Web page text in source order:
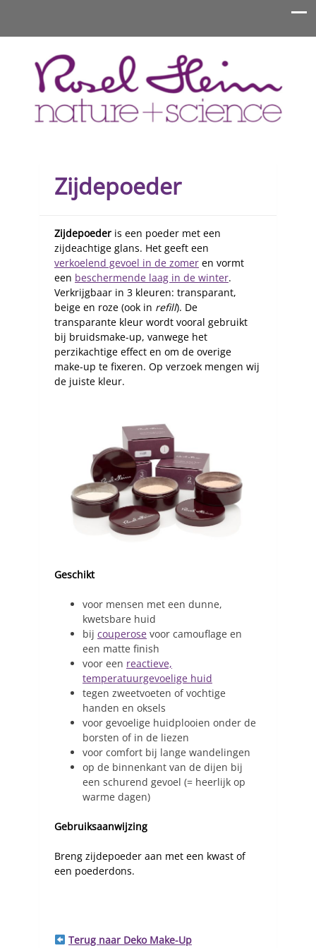
Zijdepoeder
Zijdepoeder is een poeder met een
zijdeachtige glans. Het geeft een
verkoelend gevoel in de zomer en vormt
een beschermende laag in de winter.
Verkrijgbaar in 3 kleuren: transparant,
beige en roze (ook in refill). De
transparante kleur wordt vooral gebruikt
bij bruidsmake-up, vanwege het
perzikachtige effect en om de overige
make-up te fixeren. Op verzoek mengen wij
de juiste kleur.
Geschikt
voor mensen met een dunne,
kwetsbare huid
bij couperose voor camouflage en
een matte finish
voor een reactieve,
temperatuurgevoelige huid
tegen zweetvoeten of vochtige
handen en oksels
voor gevoelige huidplooien onder de
borsten of in de liezen
voor comfort bij lange wandelingen
op de binnenkant van de dijen bij
een schurend gevoel (= heerlijk op
warme dagen)
Gebruiksaanwijzing
Breng zijdepoeder aan met een kwast of
een poederdons.
Terug naar Deko Make-Up